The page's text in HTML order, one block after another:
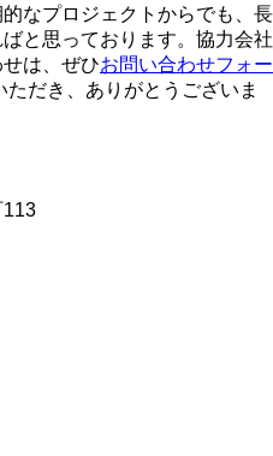
なプロジェクトからでも、長
と思っております。協力会社
は、ぜひお問い合わせフォー
だき、ありがとうございま
113